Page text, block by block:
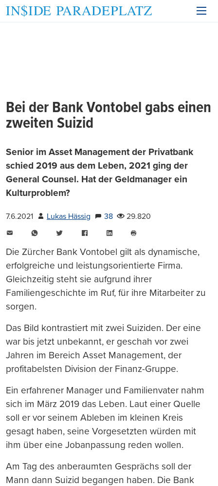
Bei der Bank Vontobel gabs einen
zweiten Suizid
Senior im Asset Management der Privatbank
schied 2019 aus dem Leben, 2021 ging der
General Counsel. Hat der Geldmanager ein
Kulturproblem?
7.6.2021 Lukas Hässig 38
29.820
WhatsAppTwitter FacebookLinkedIn
drucken
Die Zürcher Bank Vontobel gilt als dynamische,
erfolgreiche und leistungsorientierte Firma.
Gleichzeitig steht sie aufgrund ihrer
Familiengeschichte im Ruf, für ihre Mitarbeiter zu
sorgen.
Das Bild kontrastiert mit zwei Suiziden. Der eine
war bis jetzt unbekannt, er geschah vor zwei
Jahren im Bereich Asset Management, der
profitabelsten Division der Finanz-Gruppe.
Ein erfahrener Manager und Familienvater nahm
sich im März 2019 das Leben. Laut einer Quelle
soll er vor seinem Ableben im kleinen Kreis
gesagt haben, seine Vorgesetzten würden mit
ihm über eine Jobanpassung reden wollen.
Am Tag des anberaumten Gesprächs soll der
Mann dann Suizid begangen haben. Die Bank